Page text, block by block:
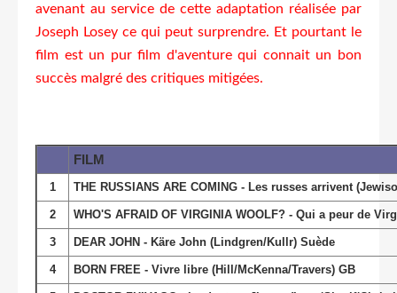
avenant au service de cette adaptation réalisée par
Joseph Losey ce qui peut surprendre. Et pourtant le
film est un pur film d'aventure qui connait un bon
succès malgré des critiques mitigées.
FILM
1 THE RUSSIANS ARE COMING - Les russes arrivent
2 WHO'S AFRAID OF VIRGINIA WOOLF? - Qui a peur de
3 DEAR JOHN - Käre John (Lindgren/Kullr) Suède
4 BORN FREE - Vivre libre (Hill/McKenna/Travers) GB